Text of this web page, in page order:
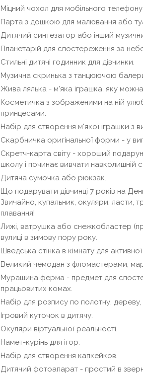
Міцний чохол для мобільного телефону.
Парта з дошкою для малювання або
Дитячий синтезатор або інший
Планетарій для спостереження за
Стильні дитячі годинник для дівчинки.
Музична скринька з танцюючою
Жива лялька - м'яка іграшка, яку
Косметичка з зображеними на ній
принцесами.
Набір для створення м'якої іграшки з
Скарбничка оригінальної форми - у
Скретч-карта світу - хороший
школу і починає вивчати навколишній
Дитяча сумочка або рюкзак.
Що подарувати дівчинці 7 років на
Звичайно, купальник, окуляри, ласти,
плавання!
Лижі, ватрушка або снежкобластер
вулиці в зимову пору року.
Шведська стінка в кімнату для активної
Великий чемодан з фломастерами,
Мурашина ферма - предмет для
працьовитих комах.
Набір для розпису по полотну, дереву,
Ігровий куточок в дитячу.
Окуляри віртуальної реальності.
Намет-курінь для ігор.
Набір для створення капкейков.
Дитячий фотоапарат - простий в